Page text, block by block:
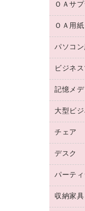
ＯＡサプ
互換
リサ
リ
プリ
トナ
コピ
イン
ＯＡ用紙
名刺
ワー
ラベ
プロ
ハガ
その
コピ
パソコ
パソ
マウ
マウ
パソ
ネッ
ネ
セキ
ビジネ
電話
レー
メモ
プロ
ファ
デジ
スキ
記憶メ
ブル
ＣＤ
ＣＤ
メデ
大型ビ
プリ
チェア
応接
オフ
デスク
ミー
デスク
カウ
パーテ
ホワ
収納家具